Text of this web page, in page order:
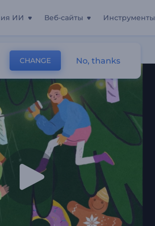
ИИ Веб-сайты Инструменты
CHANGE No, thanks